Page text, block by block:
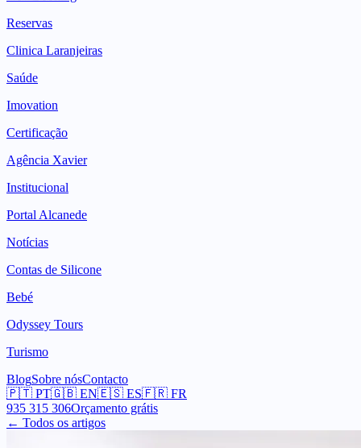
Reservas
Clinica Laranjeiras
Saúde
Imovation
Certificação
Agência Xavier
Institucional
Portal Alcanede
Notícias
Contas de Silicone
Bebé
Odyssey Tours
Turismo
BlogSobre nósContacto
🇵🇹 PT🇬🇧 EN🇪🇸 ES🇫🇷 FR
935 315 306Orçamento grátis
← Todos os artigos